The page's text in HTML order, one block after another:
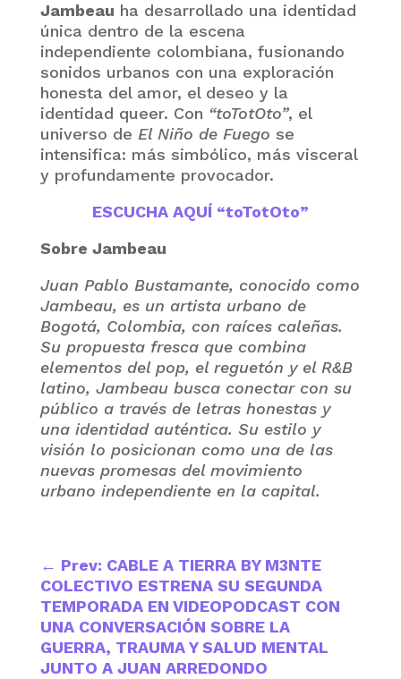
Jambeau ha desarrollado una identidad
única dentro de la escena
independiente colombiana, fusionando
sonidos urbanos con una exploración
honesta del amor, el deseo y la
identidad queer. Con “toTotOto”, el
universo de El Niño de Fuego se
intensifica: más simbólico, más visceral
y profundamente provocador.
ESCUCHA AQUÍ “toTotOto”
Sobre Jambeau
Juan Pablo Bustamante, conocido como
Jambeau, es un artista urbano de
Bogotá, Colombia, con raíces caleñas.
Su propuesta fresca que combina
elementos del pop, el reguetón y el R&B
latino, Jambeau busca conectar con su
público a través de letras honestas y
una identidad auténtica. Su estilo y
visión lo posicionan como una de las
nuevas promesas del movimiento
urbano independiente en la capital.
← Prev: CABLE A TIERRA BY M3NTE
COLECTIVO ESTRENA SU SEGUNDA
TEMPORADA EN VIDEOPODCAST CON
UNA CONVERSACIÓN SOBRE LA
GUERRA, TRAUMA Y SALUD MENTAL
JUNTO A JUAN ARREDONDO